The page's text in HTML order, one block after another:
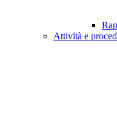
Attività e